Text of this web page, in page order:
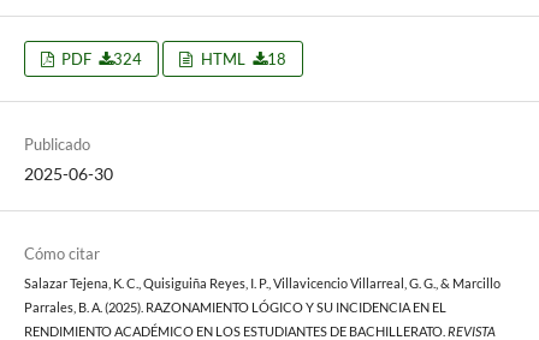
PDF 324 HTML 18
Publicado
2025-06-30
Cómo citar
Salazar Tejena, K. C., Quisiguiña Reyes, I. P., Villavicencio Villarreal, G. G., & Marcillo
Parrales, B. A. (2025). RAZONAMIENTO LÓGICO Y SU INCIDENCIA EN EL
RENDIMIENTO ACADÉMICO EN LOS ESTUDIANTES DE BACHILLERATO. REVISTA